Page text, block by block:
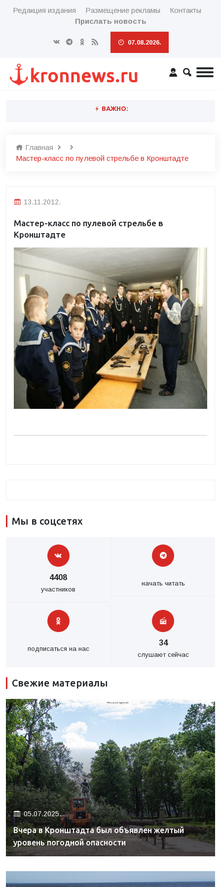
Редакция издания Размещение рекламы
Контакты
Прислать новость
07.08.2026.
ВАЖНО:
Главная
Мастер-класс по пулевой стрельбе в Кронштадте
13.11.2012.
Мастер-класс по пулевой стрельбе в
Кронштадте
Мы в соцсетях
4408
участников
начать читать
подписаться на нас
34
слушают сейчас
Свежие материалы
05.07.2025.
Вчера в Кронштадта был объявлен желтый
уровень погодной опасности